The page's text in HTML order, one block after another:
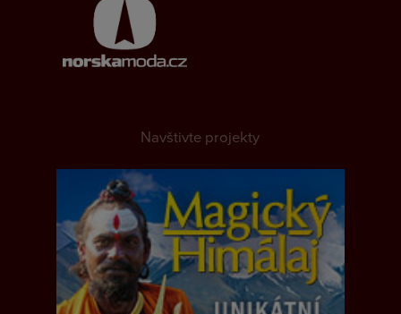
Navštivte projekty